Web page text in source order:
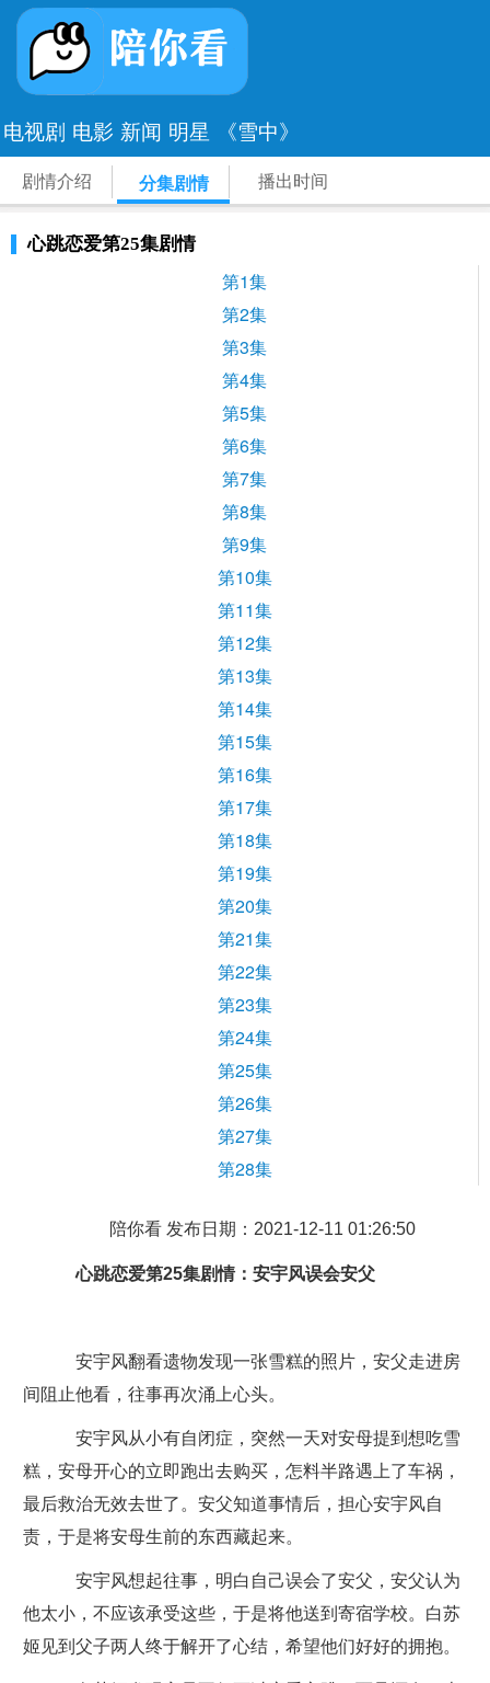
电视剧 电影 新闻 明星 《雪中》
剧情介绍 分集剧情 播出时间
心跳恋爱第25集剧情
第1集
第2集
第3集
第4集
第5集
第6集
第7集
第8集
第9集
第10集
第11集
第12集
第13集
第14集
第15集
第16集
第17集
第18集
第19集
第20集
第21集
第22集
第23集
第24集
第25集
第26集
第27集
第28集
陪你看 发布日期：2021-12-11 01:26:50
心跳恋爱第25集剧情：安宇风误会安父
安宇风翻看遗物发现一张雪糕的照片，安父走进房
间阻止他看，往事再次涌上心头。
安宇风从小有自闭症，突然一天对安母提到想吃雪
糕，安母开心的立即跑出去购买，怎料半路遇上了车祸，
最后救治无效去世了。安父知道事情后，担心安宇风自
责，于是将安母生前的东西藏起来。
安宇风想起往事，明白自己误会了安父，安父认为
他太小，不应该承受这些，于是将他送到寄宿学校。白苏
姬见到父子两人终于解开了心结，希望他们好好的拥抱。